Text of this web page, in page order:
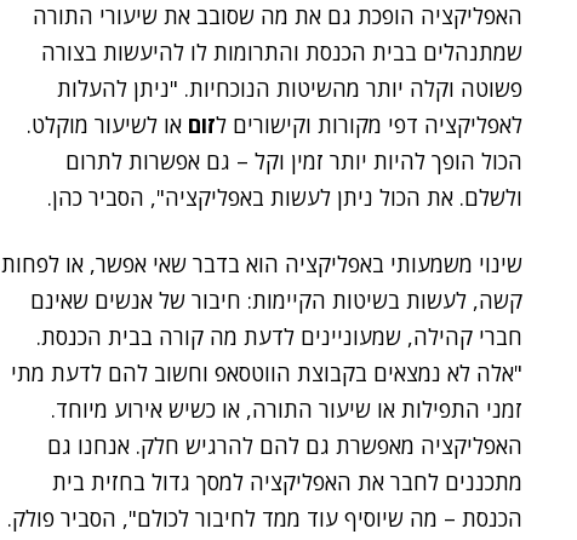
האפליקציה הופכת גם את מה שסובב את שיעורי התורה
שמתנהלים בבית הכנסת והתרומות לו להיעשות בצורה
פשוטה וקלה יותר מהשיטות הנוכחיות. "ניתן להעלות
לאפליקציה דפי מקורות וקישורים לזום או לשיעור מוקלט.
הכול הופך להיות יותר זמין וקל – גם אפשרות לתרום
ולשלם. את הכול ניתן לעשות באפליקציה", הסביר כהן.
שינוי משמעותי באפליקציה הוא בדבר שאי אפשר, או לפחות
קשה, לעשות בשיטות הקיימות: חיבור של אנשים שאינם
חברי קהילה, שמעוניינים לדעת מה קורה בבית הכנסת.
"אלה לא נמצאים בקבוצת הווטסאפ וחשוב להם לדעת מתי
זמני התפילות או שיעור התורה, או כשיש אירוע מיוחד.
האפליקציה מאפשרת גם להם להרגיש חלק. אנחנו גם
מתכננים לחבר את האפליקציה למסך גדול בחזית בית
הכנסת – מה שיוסיף עוד ממד לחיבור לכולם", הסביר פולק.